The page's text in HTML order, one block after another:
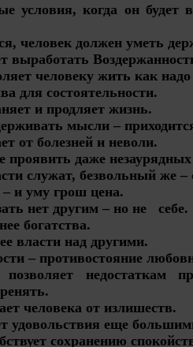
условия, когда он
человек должен уметь
выработать
человеку жить как
для состоятельности.
и продляет жизнь.
мысли –
от болезней и неволи.
проявить даже незаурядных
служат, безвольный же
и уму грош цена.
нет другим – но не себе.
богатства.
власти над другими.
– противостояние
недостаткам
человека от излишеств.
удовольствия еще
сохранению